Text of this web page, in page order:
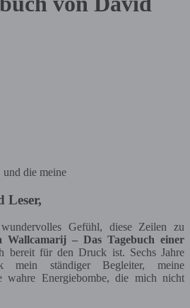
die meine
Leser,
Gefühl, diese Zeilen zu
Wallcamarij – Das Tagebuch einer
bereit für den Druck ist. Sechs Jahre
ständiger Begleiter, meine
wahre Energiebombe, die mich nicht